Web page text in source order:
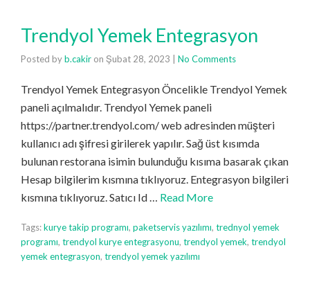
Trendyol Yemek Entegrasyon
Posted byb.cakir on Şubat 28, 2023 No Comments
Trendyol Yemek Entegrasyon Öncelikle Trendyol Yemek
paneli açılmalıdır. Trendyol Yemek paneli
https://partner.trendyol.com/ web adresinden müşteri
kullanıcı adı şifresi girilerek yapılır. Sağ üst kısımda
bulunan restorana isimin bulunduğu kısıma basarak çıkan
Hesap bilgilerim kısmına tıklıyoruz. Entegrasyon bilgileri
kısmına tıklıyoruz. Satıcı Id … Read More
Tags:kurye takip programı, paketservis yazılımı, trednyol yemek
programı, trendyol kurye entegrasyonu, trendyol yemek, trendyol
yemek entegrasyon, trendyol yemek yazılımı